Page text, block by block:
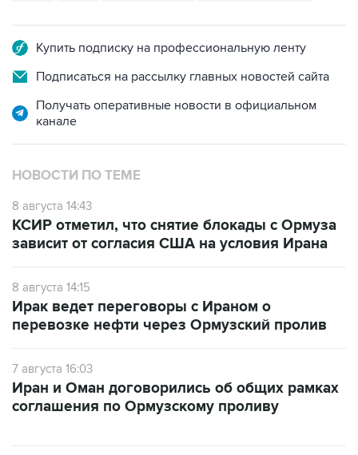
Купить подписку на профессиональную ленту
Подписаться на рассылку главных новостей сайта
Получать оперативные новости в официальном
канале
НОВОСТИ ПО ТЕМЕ
8 августа 14:43
КСИР отметил, что снятие блокады с Ормуза
зависит от согласия США на условия Ирана
8 августа 14:15
Ирак ведет переговоры с Ираном о
перевозке нефти через Ормузский пролив
7 августа 16:03
Иран и Оман договорились об общих рамках
соглашения по Ормузскому проливу